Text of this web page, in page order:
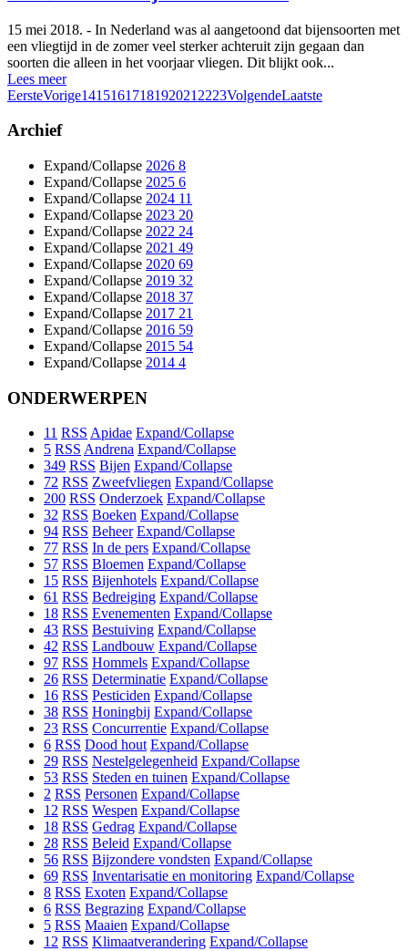
15 mei 2018. - In Nederland was al aangetoond dat bijensoorten met
een vliegtijd in de zomer veel sterker achteruit zijn gegaan dan
soorten die alleen in het voorjaar vliegen. Dit blijkt ook...
Lees meer
EersteVorige1415161718192021 2223VolgendeLaatste
Archief
Expand/Collapse 2026 8
Expand/Collapse 2025 6
Expand/Collapse 2024 11
Expand/Collapse 2023 20
Expand/Collapse 2022 24
Expand/Collapse 2021 49
Expand/Collapse 2020 69
Expand/Collapse 2019 32
Expand/Collapse 2018 37
Expand/Collapse 2017 21
Expand/Collapse 2016 59
Expand/Collapse 2015 54
Expand/Collapse 2014 4
ONDERWERPEN
11 RSS Apidae Expand/Collapse
5 RSS Andrena Expand/Collapse
349 RSS Bijen Expand/Collapse
72 RSS Zweefvliegen Expand/Collapse
200 RSS Onderzoek Expand/Collapse
32 RSS Boeken Expand/Collapse
94 RSS Beheer Expand/Collapse
77 RSS In de pers Expand/Collapse
57 RSS Bloemen Expand/Collapse
15 RSS Bijenhotels Expand/Collapse
61 RSS Bedreiging Expand/Collapse
18 RSS Evenementen Expand/Collapse
43 RSS Bestuiving Expand/Collapse
42 RSS Landbouw Expand/Collapse
97 RSS Hommels Expand/Collapse
26 RSS Determinatie Expand/Collapse
16 RSS Pesticiden Expand/Collapse
38 RSS Honingbij Expand/Collapse
23 RSS Concurrentie Expand/Collapse
6 RSS Dood hout Expand/Collapse
29 RSS Nestelgelegenheid Expand/Collapse
53 RSS Steden en tuinen Expand/Collapse
2 RSS Personen Expand/Collapse
12 RSS Wespen Expand/Collapse
18 RSS Gedrag Expand/Collapse
28 RSS Beleid Expand/Collapse
56 RSS Bijzondere vondsten Expand/Collapse
69 RSS Inventarisatie en monitoring Expand/Collapse
8 RSS Exoten Expand/Collapse
6 RSS Begrazing Expand/Collapse
5 RSS Maaien Expand/Collapse
12 RSS Klimaatverandering Expand/Collapse